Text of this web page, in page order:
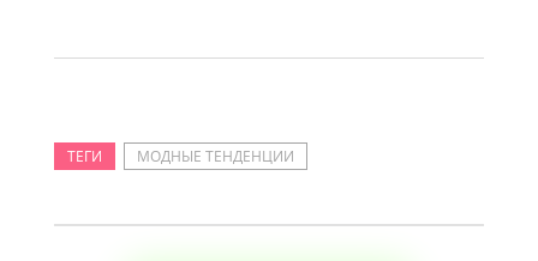
ТЕГИ МОДНЫЕ ТЕНДЕНЦИИ